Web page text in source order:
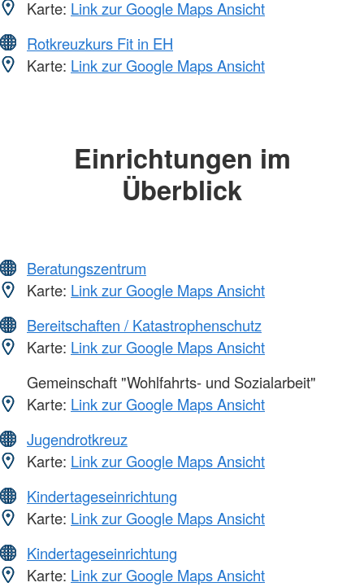
Karte: Link zur Google Maps Ansicht
Rotkreuzkurs Fit in EH
Karte: Link zur Google Maps Ansicht
Einrichtungen im
Überblick
Beratungszentrum
Karte: Link zur Google Maps Ansicht
Bereitschaften / Katastrophenschutz
Karte: Link zur Google Maps Ansicht
Gemeinschaft "Wohlfahrts- und Sozialarbeit"
Karte: Link zur Google Maps Ansicht
Jugendrotkreuz
Karte: Link zur Google Maps Ansicht
Kindertageseinrichtung
Karte: Link zur Google Maps Ansicht
Kindertageseinrichtung
Karte: Link zur Google Maps Ansicht